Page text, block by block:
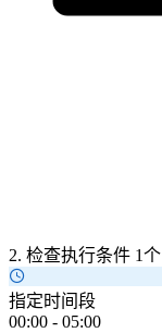
2. 检查执行条件 1个
指定时间段
00:00 - 05:00